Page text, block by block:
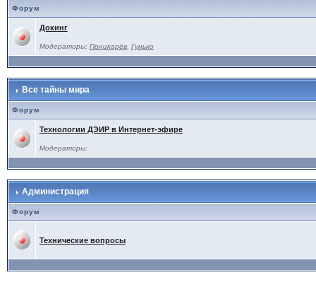
Форум
Докинг
Модераторы: Поникарёв, Гунько
Все тайны мира
Форум
Технологии ДЭИР в Интернет-эфире
Модераторы:
Администрация
Форум
Технические вопросы